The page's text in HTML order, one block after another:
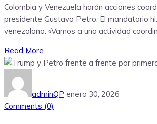
Colombia y Venezuela harán acciones
presidente Gustavo Petro. El mandatario
venezolano. «Vamos a una actividad
Read More
adminQP enero 30, 2026
Comments (0)